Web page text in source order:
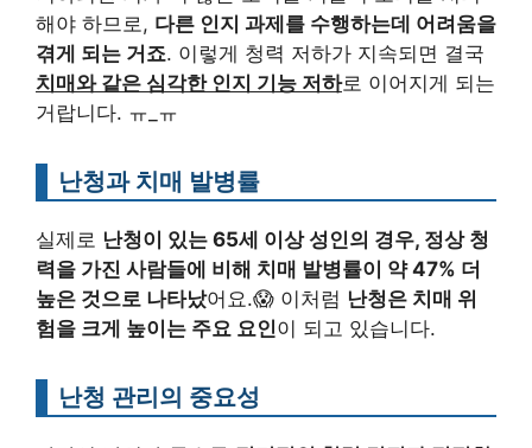
해야 하므로, 다른 인지 과제를 수행하는데 어려움을
겪게 되는 거죠. 이렇게 청력 저하가 지속되면 결국
치매와 같은 심각한 인지 기능 저하로 이어지게 되는
거랍니다. ㅠ_ㅠ
난청과 치매 발병률
실제로 난청이 있는 65세 이상 성인의 경우, 정상 청
력을 가진 사람들에 비해 치매 발병률이 약 47% 더
높은 것으로 나타났어요.😱 이처럼 난청은 치매 위
험을 크게 높이는 주요 요인이 되고 있습니다.
난청 관리의 중요성